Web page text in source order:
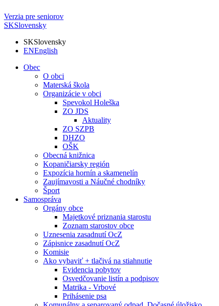
Verzia pre seniorov
SKSlovensky
SKSlovensky
ENEnglish
Obec
O obci
Materská škola
Organizácie v obci
Spevokol Holeška
ZO JDS
Aktuality
ZO SZPB
DHZO
OŠK
Obecná knižnica
Kopaničiarsky región
Expozícia hornín a skamenelín
Zaujímavosti a Náučné chodníky
Šport
Samospráva
Orgány obce
Majetkové priznania starostu
Zoznam starostov obce
Uznesenia zasadnutí OcZ
Zápisnice zasadnutí OcZ
Komisie
Ako vybaviť + tlačivá na stiahnutie
Evidencia pobytov
Osvedčovanie listín a podpisov
Matrika - Vrbové
Prihásenie psa